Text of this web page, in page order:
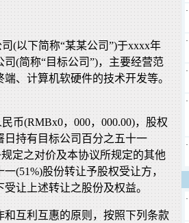
(以下简称“某某公司”)于xxxx年
(简称“目标公司”)，主要经营范
、计算机软硬件的技术开发等。
币(RMBx0，000，000.00)，股权
持有目标公司百分之五十一
定之对价及本协议所规定的其他
(51%)股份转让予股权受让方，
让上述转让之股份及权益。
互利互惠的原则，按照下列条款
·
·
·
·
·
·